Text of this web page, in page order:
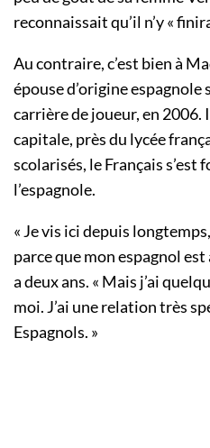
reconnaissait qu’il n’y «
Au contraire, c’est bien à
épouse d’origine espagnole
carrière de joueur, en 2006.
capitale, près du lycée
scolarisés, le Français s’est
l’espagnole.
« Je vis ici depuis
parce que mon espagnol
a deux ans. « Mais j’ai
moi. J’ai une relation très
Espagnols. »